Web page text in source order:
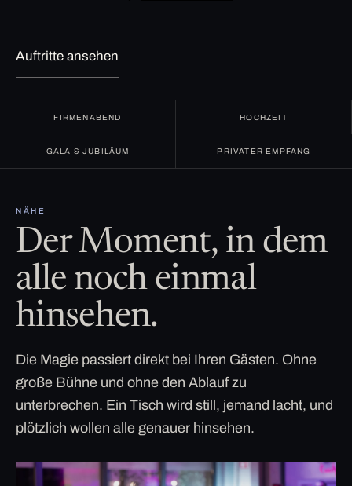
Auftritte ansehen
FIRMENABEND HOCHZEIT
GALA & JUBILÄUM PRIVATER EMPFANG
NÄHE
Der Moment, in dem
alle noch einmal
hinsehen.
Die Magie passiert direkt bei Ihren Gästen. Ohne
große Bühne und ohne den Ablauf zu
unterbrechen. Ein Tisch wird still, jemand lacht, und
plötzlich wollen alle genauer hinsehen.